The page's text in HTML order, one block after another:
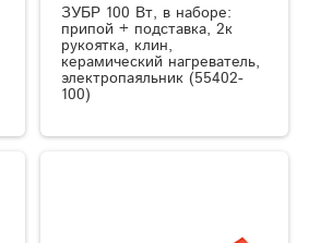
ЗУБР 100 Вт, в наборе:
припой + подставка, 2к
рукоятка, клин,
керамический нагреватель,
электропаяльник (55402-
100)